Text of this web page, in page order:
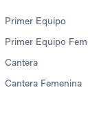
Primer Equipo
Primer Equipo
Cantera
Cantera Femenina